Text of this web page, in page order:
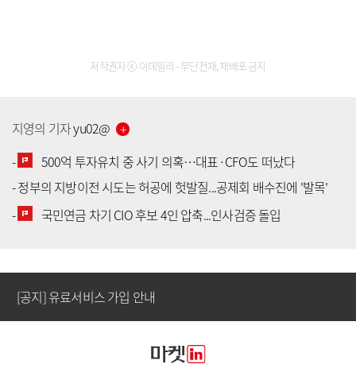
저작권자 ⓒ 이데일리 - 무단전재, 재배포 금지
지영의 기자yu02@
-
500억 투자유치 중 사기 의혹…대표·CFO도 떠났다
-정부의 지방이전 시도는 허공에 헛발질...공제회 배수진에 '발목'
-
국민연금 차기 CIO 후보 4인 압축...인사검증 돌입
[공지] 유료서비스 가입 안내
[공지] 유료서비스 가입 안내
[공지] 새로워진 마켓인, 성공투자 창을 열다